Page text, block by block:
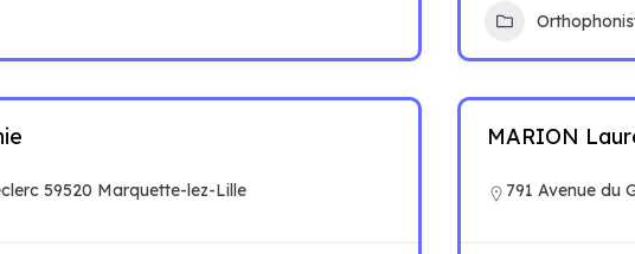
59520 Marquette-lez-Lille
MARION
791 Avenue du